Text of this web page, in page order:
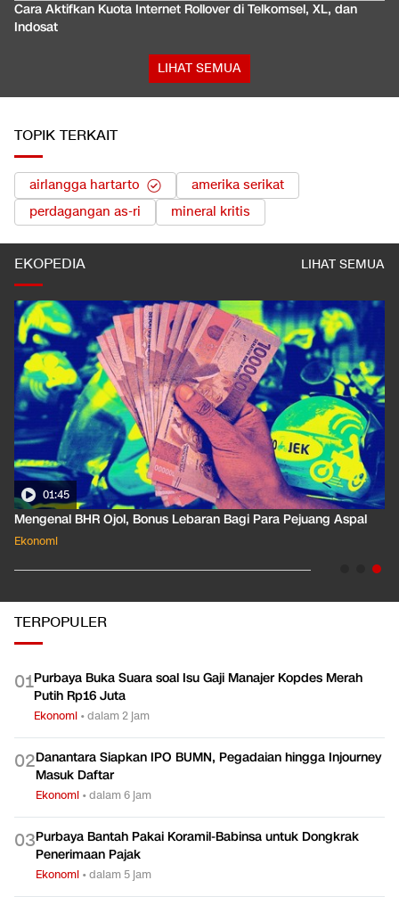
Cara Aktifkan Kuota Internet Rollover di Telkomsel, XL, dan
Indosat
LIHAT SEMUA
TOPIK TERKAIT
airlangga hartarto
amerika serikat
perdagangan as-ri
mineral kritis
EKOPEDIA LIHAT SEMUA
01:35
Pahami Dampak Kenaikan Suku Bunga Acuan ke Cicilan KPR
Ekonomi
TERPOPULER
01Purbaya Buka Suara soal Isu Gaji Manajer Kopdes Merah
Putih Rp16 Juta
Ekonomi •dalam 2 jam
02Danantara Siapkan IPO BUMN, Pegadaian hingga Injourney
Masuk Daftar
Ekonomi •dalam 6 jam
03Purbaya Bantah Pakai Koramil-Babinsa untuk Dongkrak
Penerimaan Pajak
Ekonomi •dalam 5 jam